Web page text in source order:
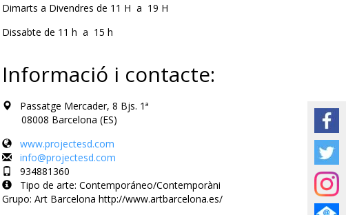
Dimarts a Divendres de 11 H a 19 H
Dissabte de 11 h a 15 h
Informació i contacte:
Passatge Mercader, 8 Bjs. 1ª
08008 Barcelona (ES)
www.projectesd.com
info@projectesd.com
934881360
Tipo de arte: Contemporáneo/Contemporàni
Grupo: Art Barcelona http://www.artbarcelona.es/